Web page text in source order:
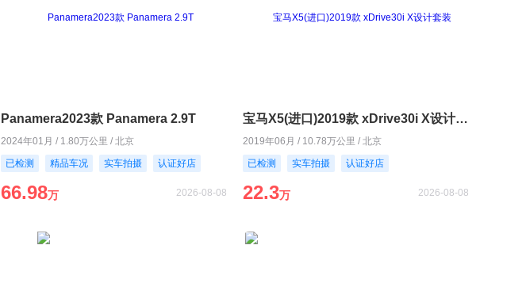
Panamera2023款 Panamera 2.9T
2024年01月 / 1.80万公里 / 北京
已检测
精品车况 实车拍摄 认证好店
66.98万 2026-08-08
宝马X5(进口)2019款 xDrive30i X设计套装
2019年06月 / 10.78万公里 / 北京
已检测
实车拍摄 认证好店
22.3万 2026-08-08